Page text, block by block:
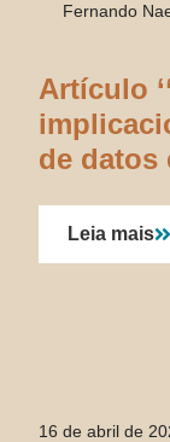
Fernando
Artículo
de datos
Leia mais
16 de abril de